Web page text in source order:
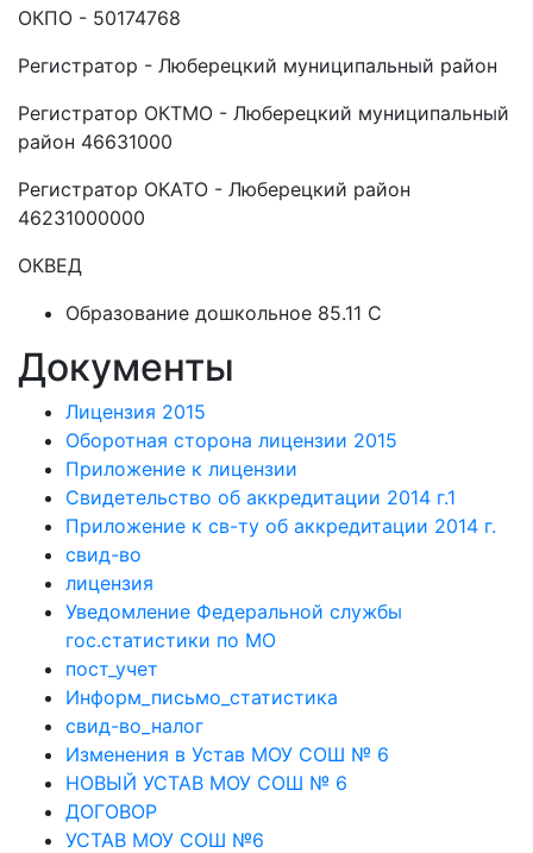
ОКПО - 50174768
Регистратор - Люберецкий муниципальный район
Регистратор ОКТМО - Люберецкий муниципальный
район 46631000
Регистратор ОКАТО - Люберецкий район
46231000000
ОКВЕД
Образование дошкольное 85.11 C
Документы
Лицензия 2015
Оборотная сторона лицензии 2015
Приложение к лицензии
Свидетельство об аккредитации 2014 г.1
Приложение к св-ту об аккредитации 2014 г.
свид-во
лицензия
Уведомление Федеральной службы
гос.статистики по МО
пост_учет
Информ_письмо_статистика
свид-во_налог
Изменения в Устав МОУ СОШ № 6
НОВЫЙ УСТАВ МОУ СОШ № 6
ДОГОВОР
УСТАВ МОУ СОШ №6